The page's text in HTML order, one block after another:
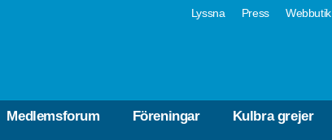
Lyssna Press Webbutik
Medlemsforum Föreningar Kulbra grejer